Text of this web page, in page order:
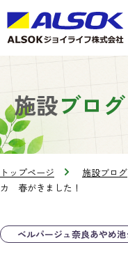
施設ブログ
トップページ 施設ブログ
カ 春がきました！
ベルパージュ奈良あやめ